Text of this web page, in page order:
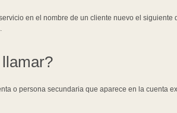
en el nombre de un cliente nuevo el
o persona secundaria que aparece en la cuenta